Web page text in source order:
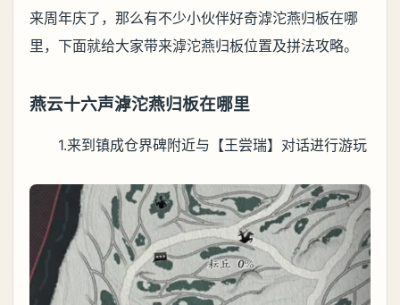
来周年庆了，那么有不少小伙伴好奇滹沱燕归板在哪
里，下面就给大家带来滹沱燕归板位置及拼法攻略。
燕云十六声滹沱燕归板在哪里
1.来到镇成仓界碑附近与【王尝瑞】对话进行游玩